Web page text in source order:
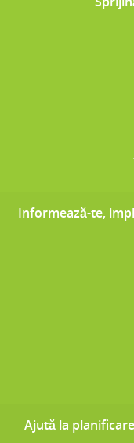
Informează-te,
Ajută la